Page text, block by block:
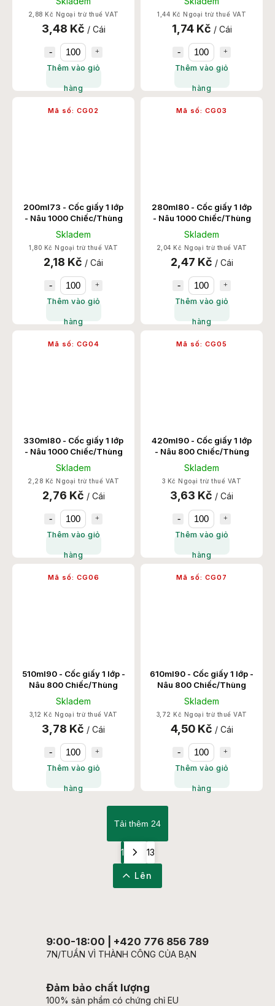
2,88 Kč Ngoại trừ thuế VAT
3,48 Kč / Cái
Thêm vào giỏ
hàng
1,44 Kč Ngoại trừ thuế VAT
1,74 Kč / Cái
Thêm vào giỏ
hàng
200ml73 - Cốc giấy 1 lớp
- Nâu 1000 Chiếc/Thùng
Skladem
1,80 Kč Ngoại trừ thuế VAT
2,18 Kč / Cái
Thêm vào giỏ
hàng
Mã số: CG02
280ml80 - Cốc giấy 1 lớp
- Nâu 1000 Chiếc/Thùng
Skladem
2,04 Kč Ngoại trừ thuế VAT
2,47 Kč / Cái
Thêm vào giỏ
hàng
Mã số: CG03
330ml80 - Cốc giấy 1 lớp
- Nâu 1000 Chiếc/Thùng
Skladem
2,28 Kč Ngoại trừ thuế VAT
2,76 Kč / Cái
Thêm vào giỏ
hàng
Mã số: CG04
420ml90 - Cốc giấy 1 lớp
- Nâu 800 Chiếc/Thùng
Skladem
3 Kč Ngoại trừ thuế VAT
3,63 Kč / Cái
Thêm vào giỏ
hàng
Mã số: CG05
510ml90 - Cốc giấy 1 lớp -
Nâu 800 Chiếc/Thùng
Skladem
3,12 Kč Ngoại trừ thuế VAT
3,78 Kč / Cái
Thêm vào giỏ
hàng
Mã số: CG06
610ml90 - Cốc giấy 1 lớp -
Nâu 800 Chiếc/Thùng
Skladem
3,72 Kč Ngoại trừ thuế VAT
4,50 Kč / Cái
Thêm vào giỏ
hàng
Mã số: CG07
Tải thêm 24
1 13
Lên
9:00-18:00 | +420 776 856 789
7N/TUẦN VÌ THÀNH CÔNG CỦA BẠN
Đảm bảo chất lượng
100% sản phẩm có chứng chỉ EU